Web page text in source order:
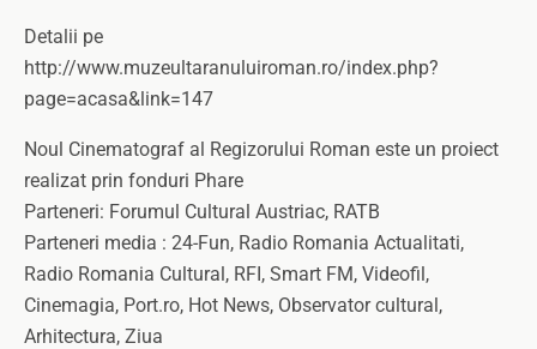
Detalii pe
http://www.muzeultaranuluiroman.ro/index.php?
page=acasa&link=147
Noul Cinematograf al Regizorului Roman este un proiect
realizat prin fonduri Phare
Parteneri: Forumul Cultural Austriac, RATB
Parteneri media : 24-Fun, Radio Romania Actualitati,
Radio Romania Cultural, RFI, Smart FM, Videofil,
Cinemagia, Port.ro, Hot News, Observator cultural,
Arhitectura, Ziua